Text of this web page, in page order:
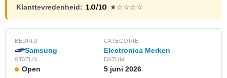
Klanttevredenheid: 1.0/10 ★☆☆☆☆
BEDRIJF
Samsung
CATEGORIE
Electronica Merken
STATUS
Open
DATUM
5 juni 2026